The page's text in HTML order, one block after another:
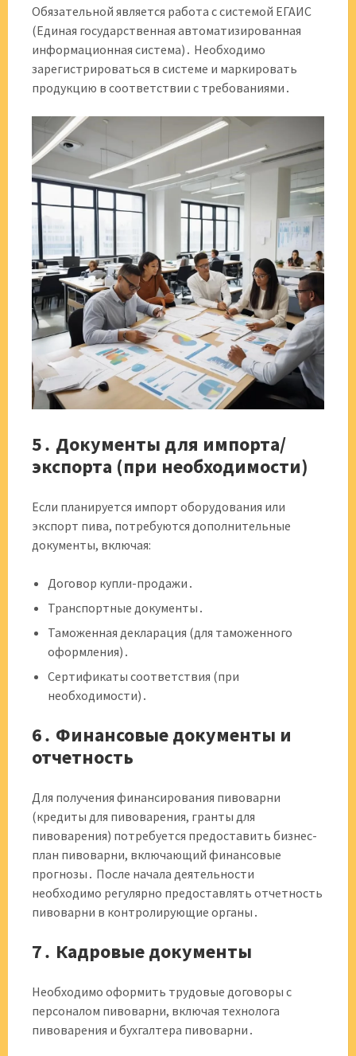
Обязательной является работа с системой ЕГАИС
(Единая государственная автоматизированная
информационная система)․ Необходимо
зарегистрироваться в системе и маркировать
продукцию в соответствии с требованиями․
5․ Документы для импорта/
экспорта (при необходимости)
Если планируется импорт оборудования или
экспорт пива, потребуются дополнительные
документы, включая:
Договор купли-продажи․
Транспортные документы․
Таможенная декларация (для таможенного
оформления)․
Сертификаты соответствия (при
необходимости)․
6․ Финансовые документы и
отчетность
Для получения финансирования пивоварни
(кредиты для пивоварения, гранты для
пивоварения) потребуется предоставить бизнес-
план пивоварни, включающий финансовые
прогнозы․ После начала деятельности
необходимо регулярно предоставлять отчетность
пивоварни в контролирующие органы․
7․ Кадровые документы
Необходимо оформить трудовые договоры с
персоналом пивоварни, включая технолога
пивоварения и бухгалтера пивоварни․